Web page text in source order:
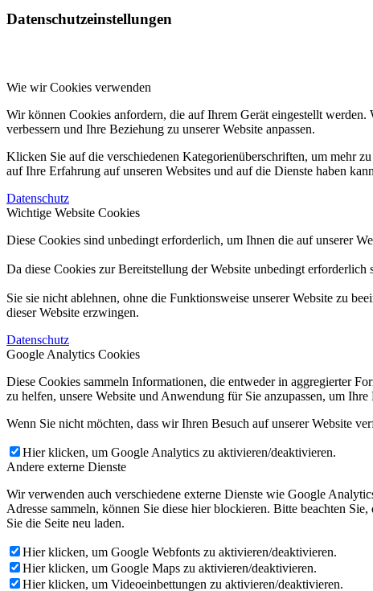
Datenschutzeinstellungen
Wie wir Cookies verwenden
Wir können Cookies anfordern, die auf Ihrem Gerät eingestellt
verbessern und Ihre Beziehung zu unserer Website anpassen.
Klicken Sie auf die verschiedenen Kategorienüberschriften, um mehr
auf Ihre Erfahrung auf unseren Websites und auf die Dienste haben
Datenschutz
Wichtige Website Cookies
Diese Cookies sind unbedingt erforderlich, um Ihnen die auf unserer
Da diese Cookies zur Bereitstellung der Website unbedingt erforderlich
Sie sie nicht ablehnen, ohne die Funktionsweise unserer Website zu
dieser Website erzwingen.
Datenschutz
Google Analytics Cookies
Diese Cookies sammeln Informationen, die entweder in aggregierter
zu helfen, unsere Website und Anwendung für Sie anzupassen, um Ihre
Wenn Sie nicht möchten, dass wir Ihren Besuch auf unserer Website
Hier klicken, um Google Analytics zu aktivieren/deaktivieren.
Andere externe Dienste
Wir verwenden auch verschiedene externe Dienste wie Google
Adresse sammeln, können Sie diese hier blockieren. Bitte beachten
Sie die Seite neu laden.
Hier klicken, um Google Webfonts zu aktivieren/deaktivieren.
Hier klicken, um Google Maps zu aktivieren/deaktivieren.
Hier klicken, um Videoeinbettungen zu aktivieren/deaktivieren.